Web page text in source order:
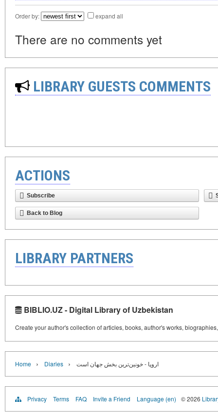
Order by: expand all
There are no comments yet
LIBRARY GUESTS COMMENTS
ACTIONS
Subscribe
Back to Blog
LIBRARY PARTNERS
BIBLIO.UZ - Digital Library of Uzbekistan
Create your author's collection of articles, books, author's works,
Home › Diaries › اروپا - خونین‌ترین بخش جهان است
Privacy Terms FAQ Invite a Friend Language (en) © 2026